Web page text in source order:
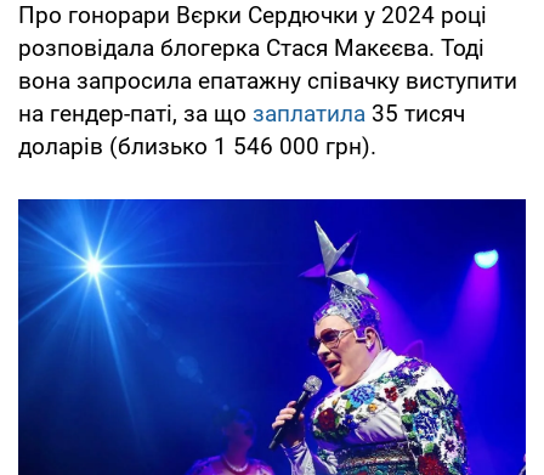
Про гонорари Вєрки Сердючки у 2024 році
розповідала блогерка Стася Макєєва. Тоді
вона запросила епатажну співачку виступити
на гендер-паті, за що заплатила 35 тисяч
доларів (близько 1 546 000 грн).